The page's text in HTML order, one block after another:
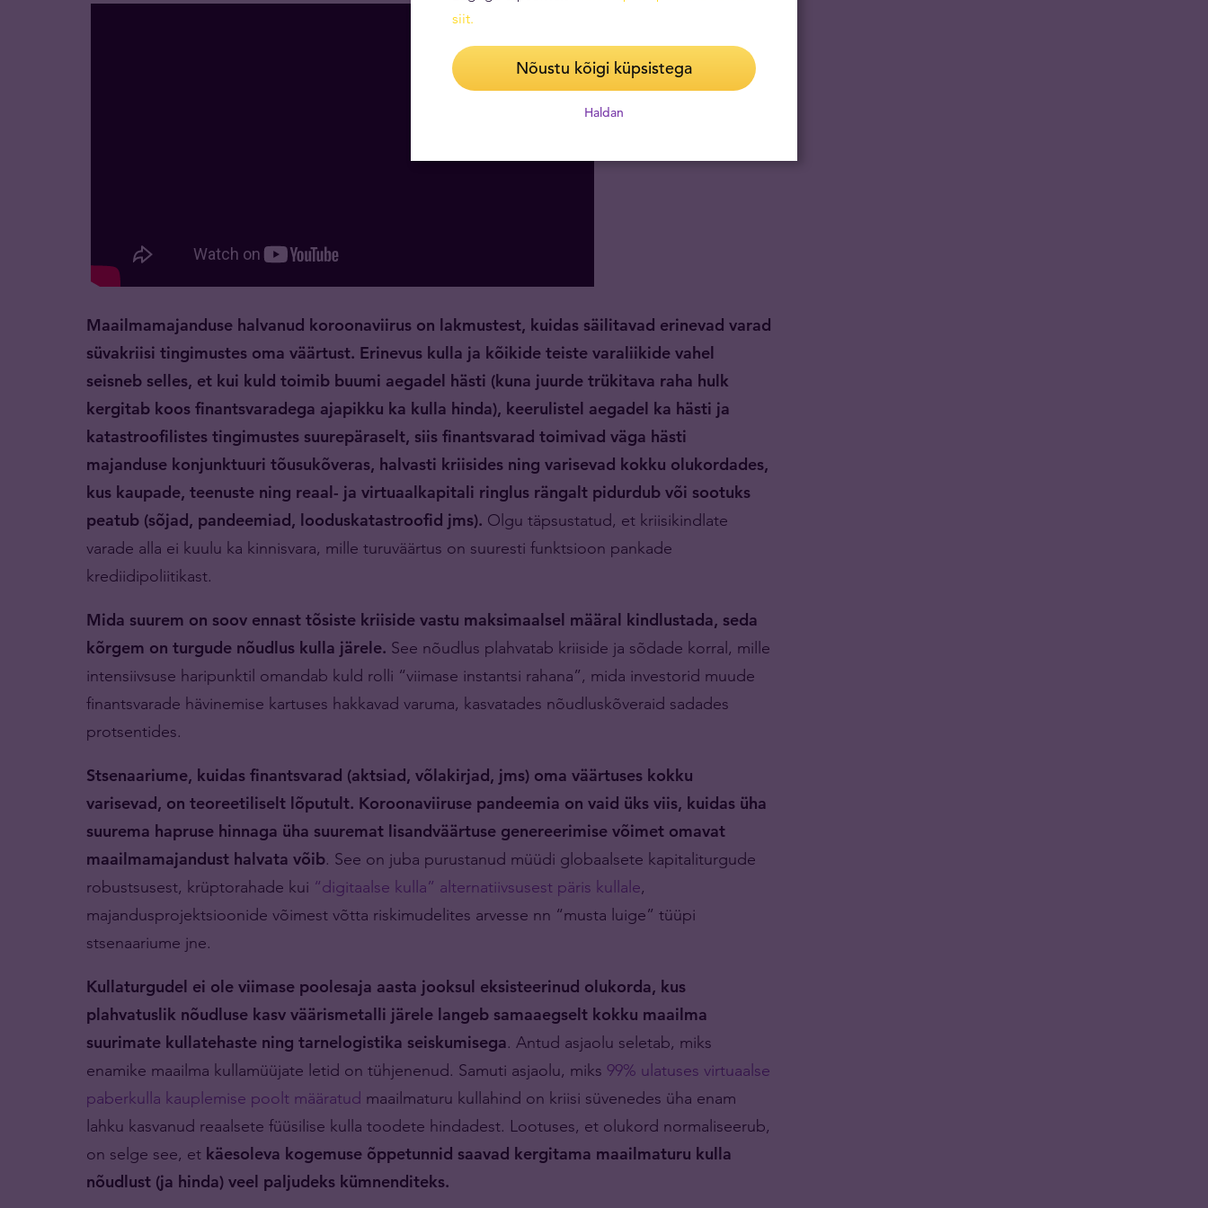
Maailmamajanduse halvanud koroonaviirus on lakmustest, kuidas säilitavad erinevad varad
süvakriisi tingimustes oma väärtust. Erinevus kulla ja kõikide teiste varaliikide vahel
seisneb selles, et kui kuld toimib buumi aegadel hästi (kuna juurde trükitava raha hulk
kergitab koos finantsvaradega ajapikku ka kulla hinda), keerulistel aegadel ka hästi ja
katastroofilistes tingimustes suurepäraselt, siis finantsvarad toimivad väga hästi
majanduse konjunktuuri tõusukõveras, halvasti kriisides ning varisevad kokku olukordades,
kus kaupade, teenuste ning reaal- ja virtuaalkapitali ringlus rängalt pidurdub või sootuks
peatub (sõjad, pandeemiad, looduskatastroofid jms). Olgu täpsustatud, et kriisikindlate
varade alla ei kuulu ka kinnisvara, mille turuväärtus on suuresti funktsioon pankade
krediidipoliitikast.
Mida suurem on soov ennast tõsiste kriiside vastu maksimaalsel määral kindlustada, seda
kõrgem on turgude nõudlus kulla järele. See nõudlus plahvatab kriiside ja sõdade korral, mille
intensiivsuse haripunktil omandab kuld rolli “viimase instantsi rahana”, mida investorid muude
finantsvarade hävinemise kartuses hakkavad varuma, kasvatades nõudluskõveraid sadades
protsentides.
Stsenaariume, kuidas finantsvarad (aktsiad, võlakirjad, jms) oma väärtuses kokku
varisevad, on teoreetiliselt lõputult. Koroonaviiruse pandeemia on vaid üks viis, kuidas üha
suurema hapruse hinnaga üha suuremat lisandväärtuse genereerimise võimet omavat
maailmamajandust halvata võib. See on juba purustanud müüdi globaalsete kapitaliturgude
robustsusest, krüptorahade kui “digitaalse kulla” alternatiivsusest päris kullale,
majandusprojektsioonide võimest võtta riskimudelites arvesse nn “musta luige” tüüpi
stsenaariume jne.
Kullaturgudel ei ole viimase poolesaja aasta jooksul eksisteerinud olukorda, kus
plahvatuslik nõudluse kasv väärismetalli järele langeb samaaegselt kokku maailma
suurimate kullatehaste ning tarnelogistika seiskumisega. Antud asjaolu seletab, miks
enamike maailma kullamüüjate letid on tühjenenud. Samuti asjaolu, miks 99% ulatuses virtuaalse
paberkulla kauplemise poolt määratud maailmaturu kullahind on kriisi süvenedes üha enam
lahku kasvanud reaalsete füüsilise kulla toodete hindadest. Lootuses, et olukord normaliseerub,
on selge see, et käesoleva kogemuse õppetunnid saavad kergitama maailmaturu kulla
nõudlust (ja hinda) veel paljudeks kümnenditeks.
siit.
Nõustu kõigi küpsistega
Haldan